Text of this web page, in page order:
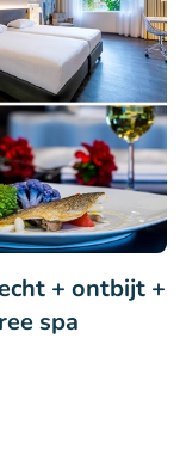
+ ontbijt +
spa